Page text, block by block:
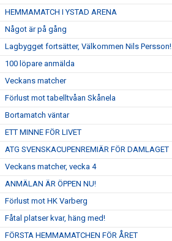
HEMMAMATCH I YSTAD ARENA
Något är på gång
Lagbygget fortsätter, Välkommen Nils Persson!
100 löpare anmälda
Veckans matcher
Förlust mot tabelltvåan Skånela
Bortamatch väntar
ETT MINNE FÖR LIVET
ATG SVENSKACUPENREMIÄR FÖR DAMLAGET
Veckans matcher, vecka 4
ANMÄLAN ÄR ÖPPEN NU!
Förlust mot HK Varberg
Fåtal platser kvar, häng med!
FÖRSTA HEMMAMATCHEN FÖR ÅRET